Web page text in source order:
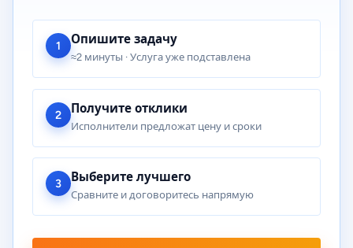
1 Опишите задачу
≈2 минуты · Услуга уже подставлена
2 Получите отклики
Исполнители предложат цену и сроки
3 Выберите лучшего
Сравните и договоритесь напрямую